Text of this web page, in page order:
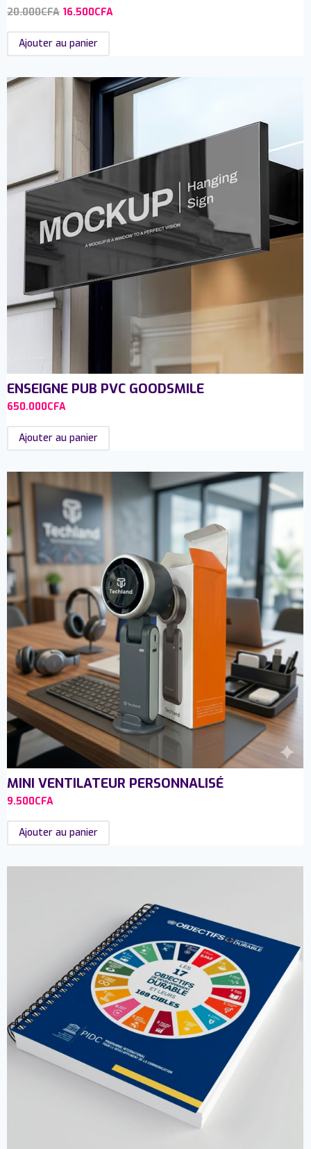
20.000CFA 16.500CFA
Ajouter au panier
ENSEIGNE PUB PVC GOODSMILE
650.000CFA
Ajouter au panier
MINI VENTILATEUR PERSONNALISÉ
9.500CFA
Ajouter au panier